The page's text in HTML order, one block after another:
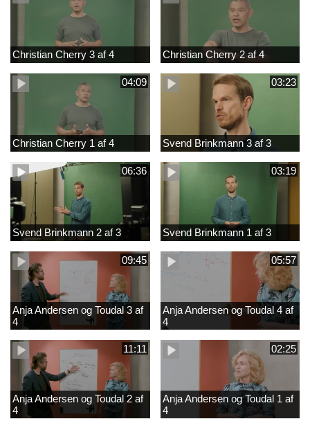
Christian Cherry 3 af 4 Christian Cherry 2 af 4
04:09
Christian Cherry 1 af 4
03:23
Svend Brinkmann 3 af 3
06:36
Svend Brinkmann 2 af 3
03:19
Svend Brinkmann 1 af 3
09:45
Anja Andersen og Toudal 3 af
4
05:57
Anja Andersen og Toudal 4 af
4
11:11
Anja Andersen og Toudal 2 af
4
02:25
Anja Andersen og Toudal 1 af
4